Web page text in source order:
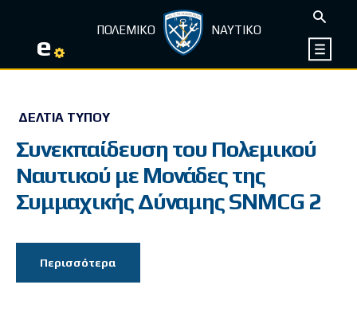
e ΠΟΛΕΜΙΚΟ ΝΑΥΤΙΚΟ
ΔΕΛΤΊΑ ΤΎΠΟΥ
Συνεκπαίδευση του Πολεμικού
Ναυτικού με Mονάδες της
Συμμαχικής Δύναμης SNMCG 2
Περισσότερα